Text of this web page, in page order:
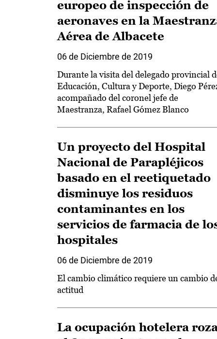
europeo de inspección de
aeronaves en la
Aérea de Albacete
06 de Diciembre de 2019
Durante la visita del delegado provincial
Educación, Cultura y Deporte, Diego
acompañado del coronel jefe de
Maestranza, Rafael Gómez Blanco
Un proyecto del Hospital
Nacional de Parapléjicos
basado en el reetiquetado
disminuye los residuos
contaminantes en los
servicios de farmacia de
hospitales
06 de Diciembre de 2019
El cambio climático requiere un cambio
actitud
La ocupación hotelera